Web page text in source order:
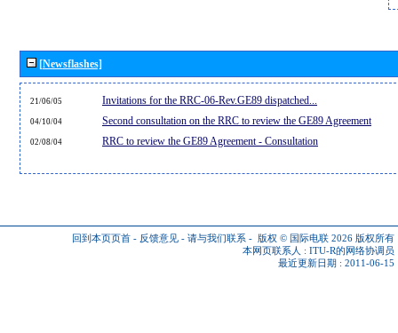
[Newsflashes]
21/06/05 Invitations for the RRC-06-Rev.GE89 dispatched...
04/10/04 Second consultation on the RRC to review the GE89 Agreement
02/08/04 RRC to review the GE89 Agreement - Consultation
回到本页页首 - 反馈意见 - 请与我们联系 - 版权 © 国际电联 2026 版权所有
本网页联系人 : ITU-R的网络协调员
最近更新日期 : 2011-06-15